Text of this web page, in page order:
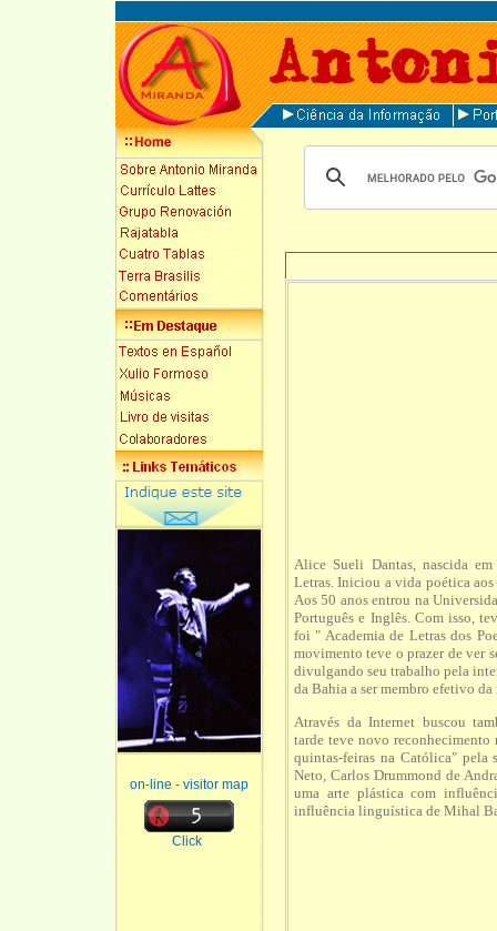
on-line - visitor map
Click
Alice Sueli Dantas, nascida
Letras. Iniciou a vida poética
Aos 50 anos entrou na
Português e Inglês. Com isso,
foi " Academia de Letras dos
movimento teve o prazer de ver
divulgando seu trabalho pela
da Bahia a ser membro efetivo da
Através da Internet buscou
tarde teve novo reconhecimento
quintas-feiras na Católica" pela
Neto, Carlos Drummond de
uma arte plástica com
influência linguística de Mihal